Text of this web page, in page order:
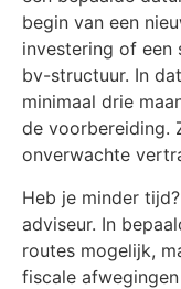
begin van een
investering of een
bv-structuur. In
minimaal drie
de voorbereiding.
onverwachte
Heb je minder
adviseur. In
routes mogelijk,
fiscale